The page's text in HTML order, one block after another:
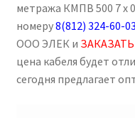
метража КМПВ 500 7 х
номеру8(812) 324-60-03
ООО ЭЛЕК и
цена кабеля будет
сегодня предлагает